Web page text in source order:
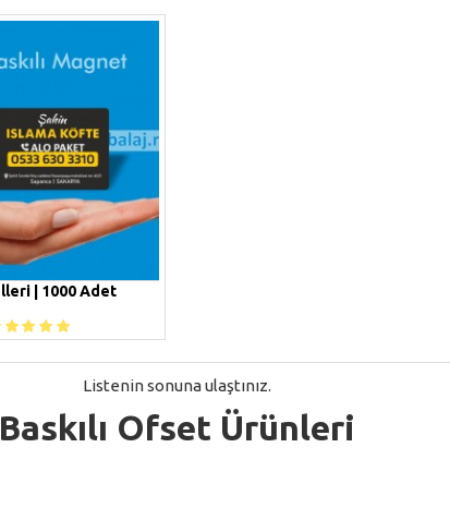
Baskılı Ofset Ürünleri
| 1000 Adet
Listenin sonuna ulaştınız.